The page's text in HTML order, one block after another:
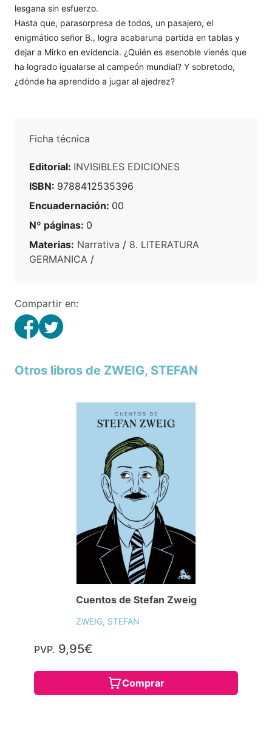
lesgana sin esfuerzo.
Hasta que, parasorpresa de todos, un pasajero, el
enigmático señor B., logra acabaruna partida en tablas y
dejar a Mirko en evidencia. ¿Quién es esenoble vienés que
ha logrado igualarse al campeón mundial? Y sobretodo,
¿dónde ha aprendido a jugar al ajedrez?
Ficha técnica
Editorial: INVISIBLES EDICIONES
ISBN: 9788412535396
Encuadernación: 00
Nº páginas: 0
Materias: Narrativa / 8. LITERATURA
GERMANICA /
Compartir en:
Otros libros de ZWEIG, STEFAN
Cuentos de Stefan Zweig
ZWEIG, STEFAN
PVP. 9,95€
Comprar